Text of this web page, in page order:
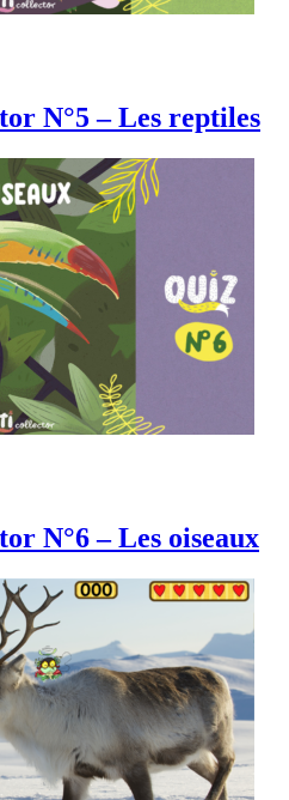
N°5 – Les reptiles
N°6 – Les oiseaux